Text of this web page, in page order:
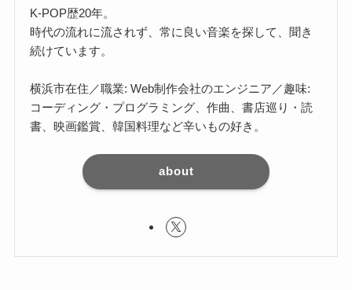
K-POP歴20年。
時代の流れに流されず、常に良い音楽を探して、聞き
続けています。
横浜市在住／職業: Web制作会社のエンジニア／趣味:
コーディング・プログラミング、作曲、書店巡り・読
書、映画鑑賞、韓国料理など辛いもの好き。
about